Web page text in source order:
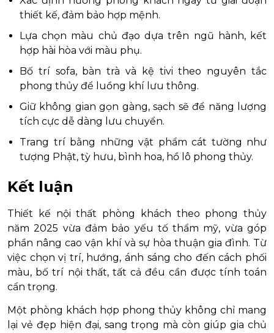
thiết kế, đảm bảo hợp mệnh.
Lựa chọn màu chủ đạo dựa trên ngũ hành, kết
hợp hài hòa với màu phụ.
Bố trí sofa, bàn trà và kệ tivi theo nguyên tắc
phong thủy để luồng khí lưu thông.
Giữ không gian gọn gàng, sạch sẽ để năng lượng
tích cực dễ dàng lưu chuyển.
Trang trí bằng những vật phẩm cát tường như
tượng Phật, tỳ hưu, bình hoa, hồ lô phong thủy.
Kết luận
Thiết kế nội thất phòng khách theo phong thủy
năm 2025 vừa đảm bảo yếu tố thẩm mỹ, vừa góp
phần nâng cao vận khí và sự hòa thuận gia đình. Từ
việc chọn vị trí, hướng, ánh sáng cho đến cách phối
màu, bố trí nội thất, tất cả đều cần được tính toán
cẩn trọng.
Một phòng khách hợp phong thủy không chỉ mang
lại vẻ đẹp hiện đại, sang trọng mà còn giúp gia chủ